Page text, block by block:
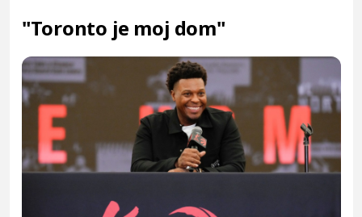
"Toronto je moj dom"